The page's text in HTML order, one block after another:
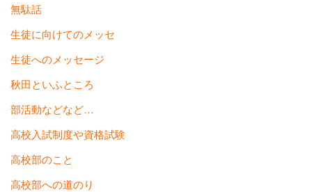
無駄話
生徒に向けてのメッセ
生徒へのメッセージ
秋田といふところ
部活動などなど…
高校入試制度や資格試験
高校部のこと
高校部への道のり